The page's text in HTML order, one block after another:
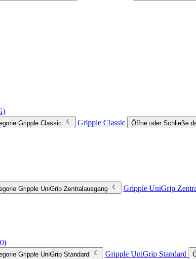
Gripple Classic Gripple Classic Öffne oder Schließe
Gripple UniGrip Zentralausgang Gripple UniGrip
Gripple UniGrip Standard Gripple UniGrip Standard